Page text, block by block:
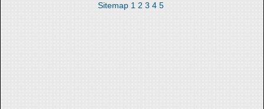
Sitemap 1 2 3 4 5